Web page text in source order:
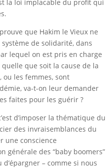
la loi implacable du profit qui
que Hakim le Vieux ne
de solidarité, dans
lequel on est pris en charge
que soit la cause de la
ou les femmes, sont
va-t-on leur demander
faites pour les guérir ?
d’imposer la thématique du
des invraisemblances du
une conscience
générale des “baby boomers”
– comme si nous